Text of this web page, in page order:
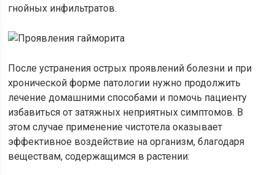
гнойных инфильтратов.
После устранения острых проявлений болезни и при
хронической форме патологии нужно продолжить
лечение домашними способами и помочь пациенту
избавиться от затяжных неприятных симптомов. В
этом случае применение чистотела оказывает
эффективное воздействие на организм, благодаря
веществам, содержащимся в растении: